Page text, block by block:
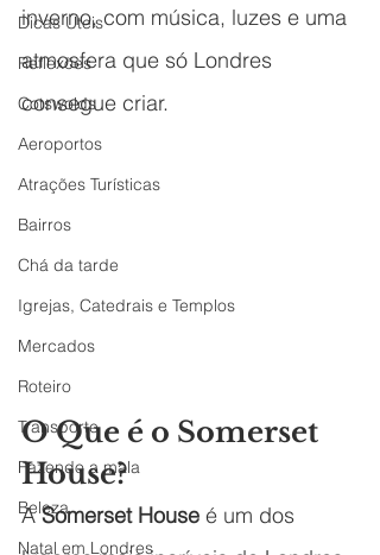
Dicas Úteis
Reflexões
Cotswolds
Aeroportos
Atrações Turísticas
Bairros
Chá da tarde
Igrejas, Catedrais e Templos
Mercados
Roteiro
Transporte
Fazendo a mala
Beleza
Natal em Londres
inverno, com música, luzes e uma
atmosfera que só Londres
consegue criar.
O Que é o Somerset
House?
A Somerset House é um dos